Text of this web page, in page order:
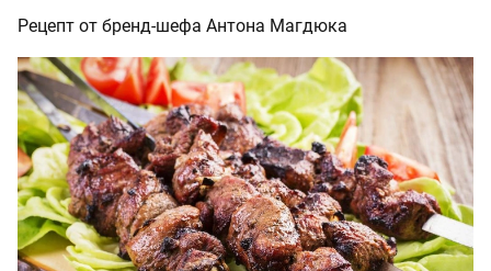
Рецепт от бренд-шефа Антона Магдюка